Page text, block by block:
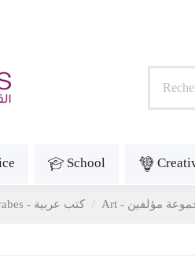
School
Livres Arabes - كتب عربية مؤلفين